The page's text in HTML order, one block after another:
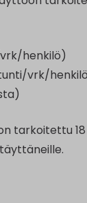
henkilö)
vrk/
tarkoitettu